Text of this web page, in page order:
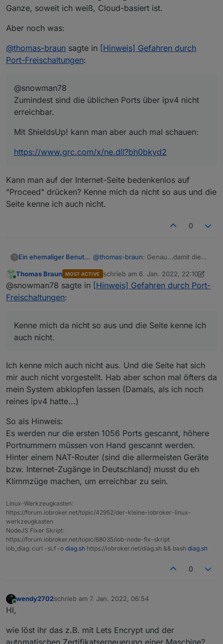
Benutzername und Kennwort zu.
'draußen'.
Ganze, soweit ich weiß, Cloud-basiert ist.
Aber noch was:
@thomas-braun sagte in [Hinweis] Gefahren durch
Port-Freischaltungen:
@snowman78
Zumindest sind die üblichen Ports über ipv4 nicht
erreichbar.
Mit ShieldsUp! kann man aber auch mal schauen:
https://www.grc.com/x/ne.dll?bh0bkyd2
Kann man auf der Internet-Seite bedenkenlos auf
"Proceed" drücken? Kenne mich da nicht so aus und die
Seite kenne ich auch nicht.
0
? Ein ehemaliger Benutzer @thomas-braun: Genau...damit die
Rollladensteuerungen zugreifen
kann...weil das Ganze, soweit ich
Aber noch was:
@snowman78
auch mal schauen:
https://www.grc.com/x/ne.dll?
Seite kenne ich auch nicht.
Thomas Braun MOST ACTIVE schrieb am 6. Jan. 2022, 22:10
zuletzt editiert von Thomas Braun
@snowman78 sagte in [Hinweis] Gefahren durch Port-
Freischaltungen:
Kenne mich da nicht so aus und die Seite kenne ich
auch nicht.
Ich kenne mich auch nicht aus. Und die Seite hat sich
mir auch nicht vorgestellt. Hab aber schon mal öfters da
mein System abklopfen lassen (Damals, als ich noch
reines ipv4 hatte...)
So als Hinweis:
Es werden nur die ersten 1056 Ports gescannt, höhere
Portnummern müssen von Hand gescannt werden.
Hinter einem NAT-Router (sind die allermeisten Geräte
bzw. Internet-Zugänge in Deutschland) musst du eh
Klimmzüge machen, um erreichbar zu sein.
Linux-Werkzeugkasten:
https://forum.iobroker.net/topic/42952/der-kleine-iobroker-linux-
werkzeugkasten
NodeJS Fixer Skript:
https://forum.iobroker.net/topic/68035/iob-node-fix-skript
iob_diag: curl -sLf -o diag.sh https://iobroker.net/diag.sh && bash diag.sh
0
Online
wendy2702schrieb am 7. Jan. 2022, 06:54
zuletzt editiert von
HI,
wie löst ihr das z.B. mit Lets Encrypt und der
automatischen Zertifikatserneuerung einer Maschine?